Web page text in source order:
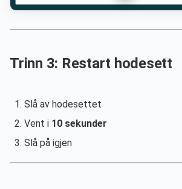
Trinn 3: Restart hodesett
Slå av hodesettet
Vent i 10 sekunder
Slå på igjen